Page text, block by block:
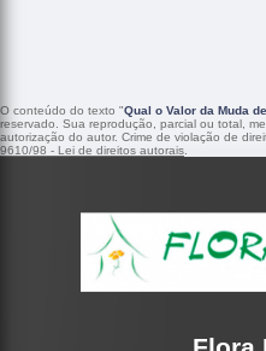
O conteúdo do texto "Qual o Valor da Muda
reservado. Sua reprodução, parcial ou total,
autorização do autor. Crime de violação de
9610/98 - Lei de direitos autorais